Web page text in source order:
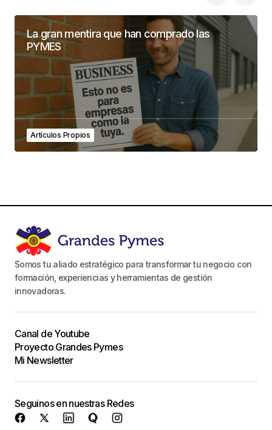
La gran mentira que han comprado las
PYMES
Artículos Propios
Somos tu aliado estratégico para transformar tu negocio con
formación, experiencias y herramientas de gestión
innovadoras.
Canal de Youtube
Proyecto Grandes Pymes
Mi Newsletter
Seguinos en nuestras Redes